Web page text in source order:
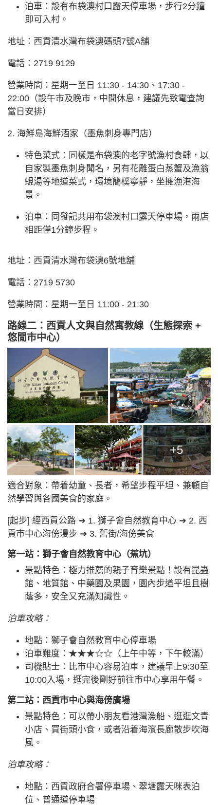
泊車：設有布袋澳村口露天停車場，步行2分鐘
即可入村。
地址：西貢清水灣布袋澳碼頭7號A舖
電話：2719 9129
營業時間：星期一至日 11:30 - 14:30、17:30 -
22:00（設午市及晚市，中間休息，建議先致電查詢
當日安排）
2. 海鮮島海鮮酒家（墨魚刺身專門店）
特色菜式：同樣是布袋澳的老字號漁村食肆，以
自家製墨魚刺身聞名，另有花雕蛋白蒸蟹及漁翁
蜆湯等地道菜式，環境簡樸寧靜，坐擁漁港海
景。
泊車：同發記共用布袋澳村口露天停車場，兩店
相距僅1分鐘步程。
地址：西貢清水灣布袋澳6號地舖
電話：2719 5730
營業時間：星期一至日 11:00 - 21:30
路線二：西貢人文與自然寓教線（生態探索 +
悠閒市中心）
+5
適合對象：帶着幼童、長者，希望步程平坦、兼顧自
然學習與各國美食的家庭。
[起步] 經西貢公路 ➔ 1. 獅子會自然教育中心 ➔ 2. 西
貢市中心海傍漫步 ➔ 3. 舊街/海傍美食
第一站：獅子會自然教育中心（蕉坑）
景點特色：極力推薦的親子育樂景點！設有昆蟲
館、地質館、中藥園及果園，園內步道平坦且樹
蔭多，安全又充滿知識性。
泊車攻略：
地點：獅子會自然教育中心停車場
泊車難度：★★★☆☆（上午中等，下午較滿）
司機貼士：比市中心容易泊車，建議早上9:30至
10:00入場，逛完後剛好前往市中心享用午餐。
第二站：西貢市中心與海傍廣場
景點特色：可以帶小朋友看港灣漁船、逛逛文青
小店、買街頭小食，或者沿着海濱長廊散步吹海
風。
泊車攻略：
地點：西貢政府合署停車場、翠塘露天咪表泊
位、普通道停車場